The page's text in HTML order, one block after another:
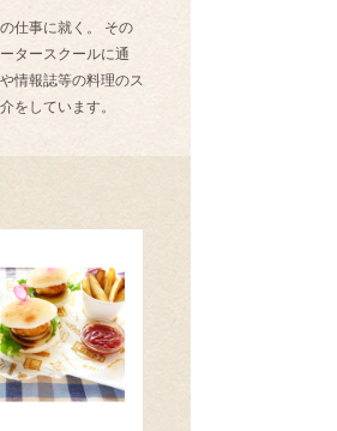
仕事に就く。 その
タースクールに通
情報誌等の料理のス
をしています。